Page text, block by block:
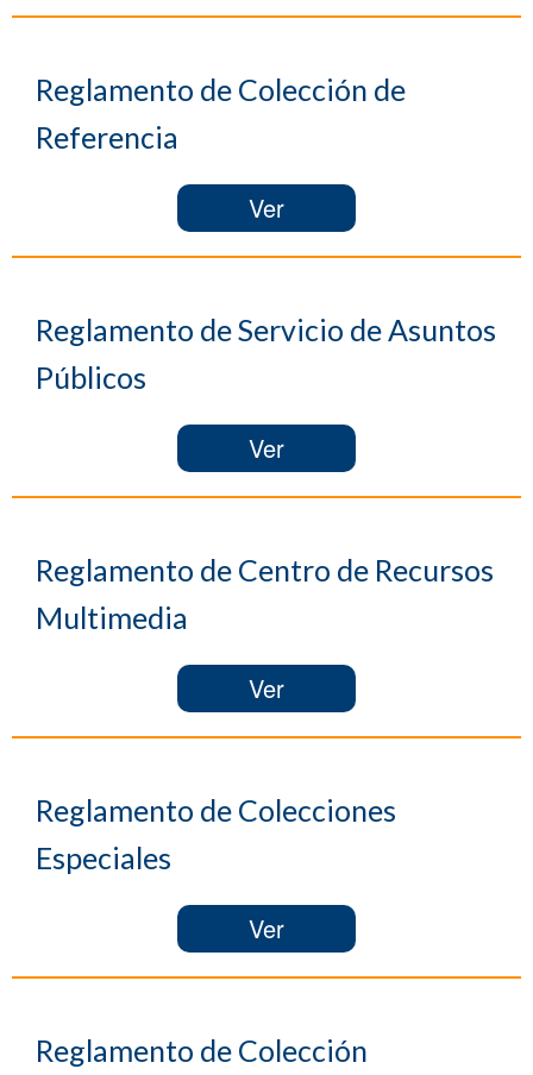
Reglamento de Colección de
Referencia
Ver
Reglamento de Servicio de Asuntos
Públicos
Ver
Reglamento de Centro de Recursos
Multimedia
Ver
Reglamento de Colecciones
Especiales
Ver
Reglamento de Colección